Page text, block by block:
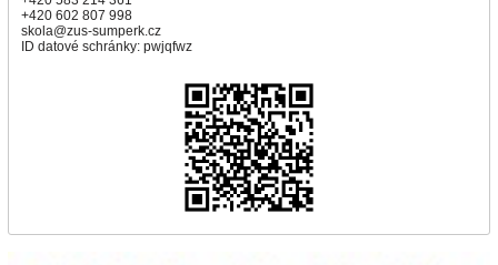
+420 602 807 998
skola@zus-sumperk.cz
ID datové schránky: pwjqfwz